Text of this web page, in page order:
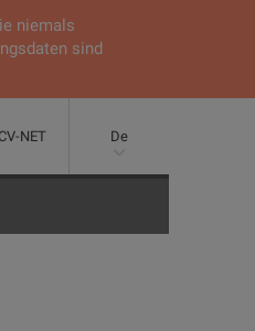
niemals
sind
NET De